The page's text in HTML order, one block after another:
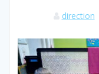
direction